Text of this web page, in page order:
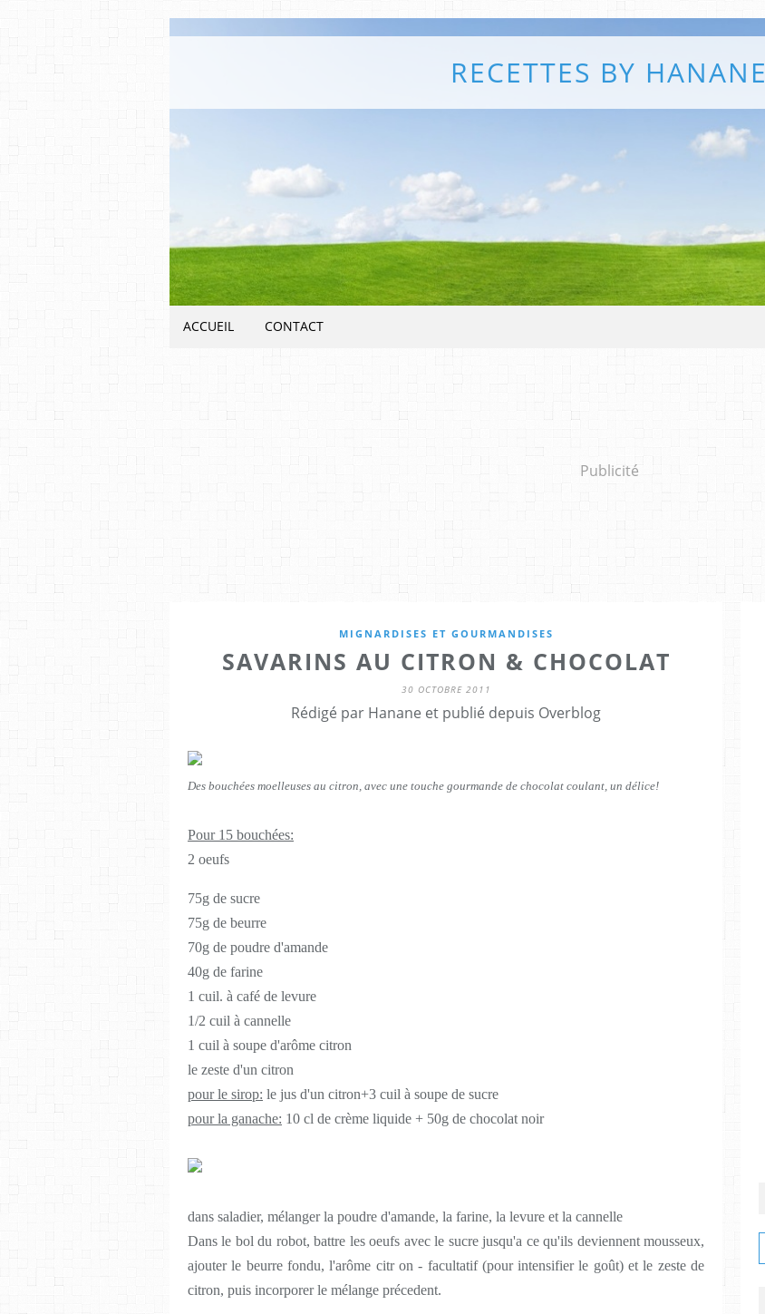
RECETTES BY HANANE
ACCUEIL CONTACT
Publicité
MIGNARDISES ET GOURMANDISES
SAVARINS AU CITRON & CHOCOLAT
30 OCTOBRE 2011
Rédigé par Hanane et publié depuis Overblog
Des bouchées moelleuses au citron, avec une touche gourmande de chocolat coulant, un délice!
Pour 15 bouchées:
2 oeufs
75g de sucre
75g de beurre
70g de poudre d'amande
40g de farine
1 cuil. à café de levure
1/2 cuil à cannelle
1 cuil à soupe d'arôme citron
le zeste d'un citron
pour le sirop: le jus d'un citron+3 cuil à soupe de sucre
pour la ganache: 10 cl de crème liquide + 50g de chocolat noir
dans saladier, mélanger la poudre d'amande, la farine, la levure et la cannelle
Dans le bol du robot, battre les oeufs avec le sucre jusqu'a ce qu'ils deviennent mousseux,
ajouter le beurre fondu, l'arôme citr on - facultatif (pour intensifier le goût) et le zeste de
citron, puis incorporer le mélange précedent.